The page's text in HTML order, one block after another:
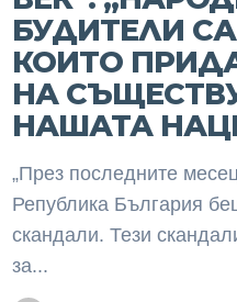
БУДИТЕЛИ
КОИТО
НА
НАШАТА
„През последните
Република България
скандали. Тези
за...